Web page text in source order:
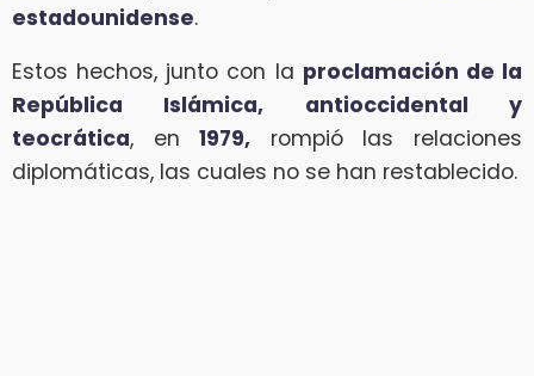
estadounidense.
Estos hechos, junto con la proclamación de la
República Islámica, antioccidental y
teocrática, en1979, rompió las relaciones
diplomáticas, las cuales no se han restablecido.